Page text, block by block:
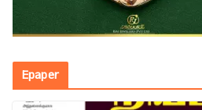
Epaper